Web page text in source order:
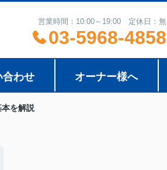
営業時間：10:00～19:00 定休日：無
03-5968-4858
合わせ オーナー様へ
を解説